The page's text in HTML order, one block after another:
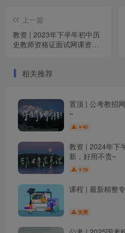
上一篇
教资 | 2023年下半年初中历
史教师资格证面试网课资源
相关推荐
置顶 | 公考教招
~
￥40
教资 | 2024年下
新，好用不贵~
￥ 19
课程 | 最新精整
免费